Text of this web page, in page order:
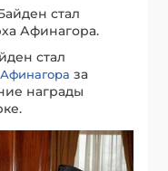
стал
Афинагора.
стал
за
награды